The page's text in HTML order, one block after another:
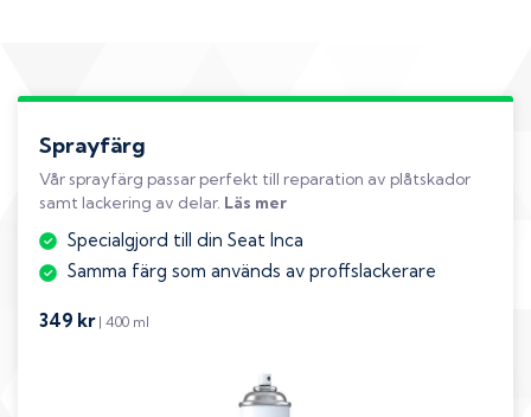
Sprayfärg
Vår sprayfärg passar perfekt till reparation av plåtskador
samt lackering av delar. Läs mer
Specialgjord till din Seat Inca
Samma färg som används av proffslackerare
349 kr| 400 ml